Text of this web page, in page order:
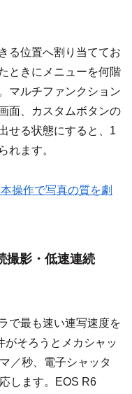
る位置へ割り当ててお
ときにメニューを何階
マルチファンクション
面、カスタムボタンの
せる状態にすると、1
れます。
操作で写真の質を劇
撮影・低速連続
で最も速い連写速度を
がそろうとメカシャッ
／秒、電子シャッタ
します。EOS R6